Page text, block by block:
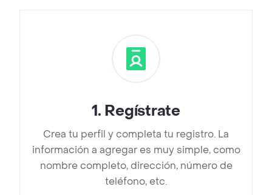
1. Regístrate
Crea tu perfil y completa tu registro. La
información a agregar es muy simple, como
nombre completo, dirección, número de
teléfono, etc.